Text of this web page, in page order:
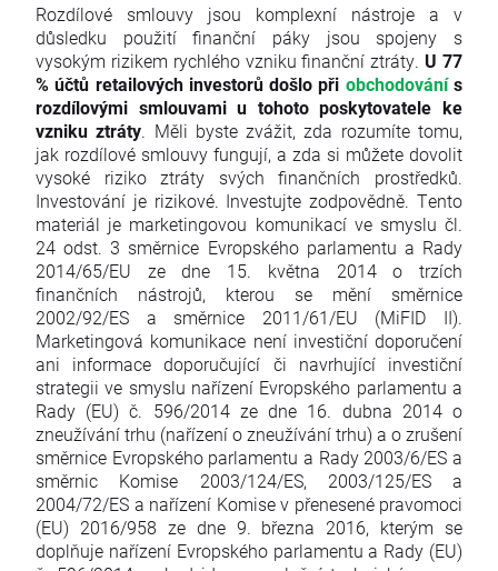
Rozdílové smlouvy jsou komplexní nástroje a v
důsledku použití finanční páky jsou spojeny s
vysokým rizikem rychlého vzniku finanční ztráty. U 77
% účtů retailových investorů došlo při obchodovánís
rozdílovými smlouvami u tohoto poskytovatele ke
vzniku ztráty. Měli byste zvážit, zda rozumíte tomu,
jak rozdílové smlouvy fungují, a zda si můžete dovolit
vysoké riziko ztráty svých finančních prostředků.
Investování je rizikové. Investujte zodpovědně. Tento
materiál je marketingovou komunikací ve smyslu čl.
24 odst. 3 směrnice Evropského parlamentu a Rady
2014/65/EU ze dne 15. května 2014 o trzích
finančních nástrojů, kterou se mění směrnice
2002/92/ES a směrnice 2011/61/EU (MiFID II).
Marketingová komunikace není investiční doporučení
ani informace doporučující či navrhující investiční
strategii ve smyslu nařízení Evropského parlamentu a
Rady (EU) č. 596/2014 ze dne 16. dubna 2014 o
zneužívání trhu (nařízení o zneužívání trhu) a o zrušení
směrnice Evropského parlamentu a Rady 2003/6/ES a
směrnic Komise 2003/124/ES, 2003/125/ES a
2004/72/ES a nařízení Komise v přenesené pravomoci
(EU) 2016/958 ze dne 9. března 2016, kterým se
doplňuje nařízení Evropského parlamentu a Rady (EU)